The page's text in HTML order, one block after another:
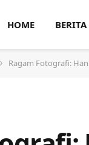
HOME BERITA
Ragam Fotografi: